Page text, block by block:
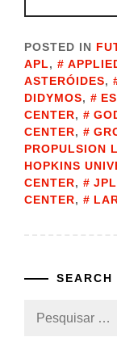
POSTED IN
APL,
ASTERÓIDES,
DIDYMOS,
CENTER,
CENTER,
PROPULSION
HOPKINS
CENTER, JPL
CENTER,
SEARCH